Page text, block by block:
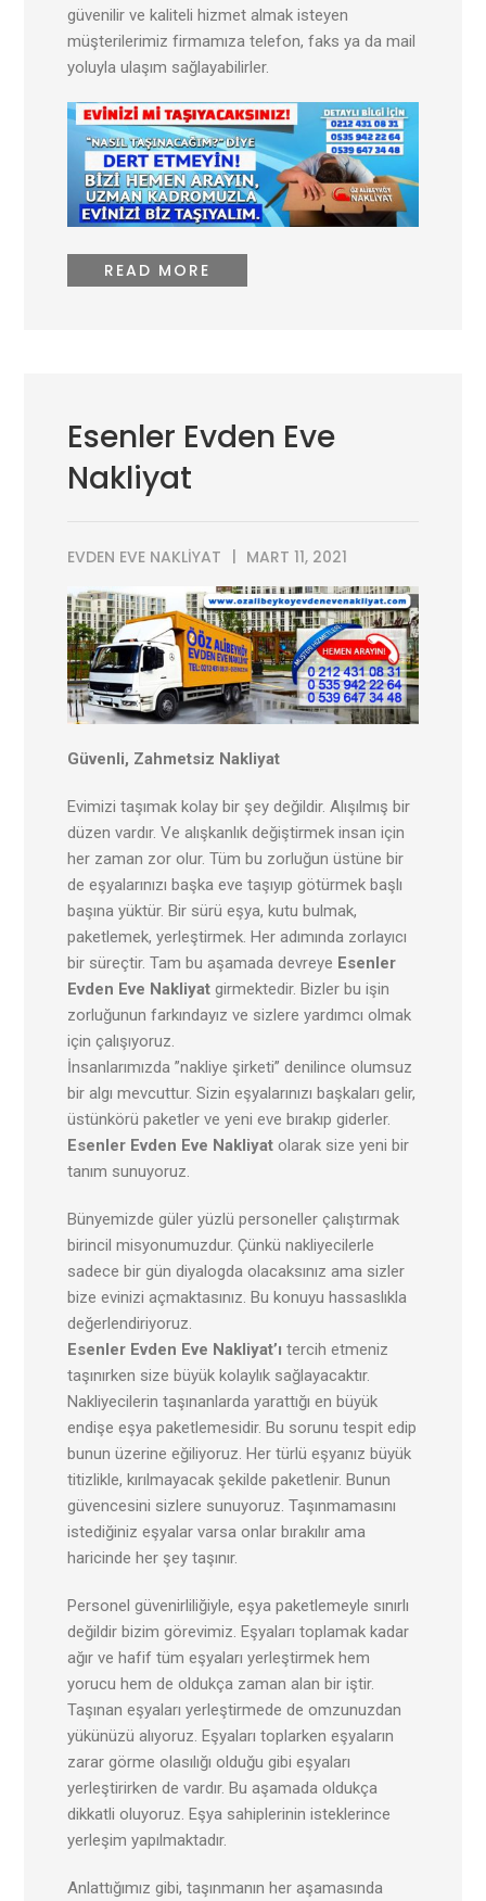
güvenilir ve kaliteli hizmet almak isteyen
müşterilerimiz firmamıza telefon, faks ya da mail
yoluyla ulaşım sağlayabilirler.
READ MORE
Esenler Evden Eve
Nakliyat
EVDEN EVE NAKLIYAT MART 11, 2021
Güvenli, Zahmetsiz Nakliyat
Evimizi taşımak kolay bir şey değildir. Alışılmış bir
düzen vardır. Ve alışkanlık değiştirmek insan için
her zaman zor olur. Tüm bu zorluğun üstüne bir
de eşyalarınızı başka eve taşıyıp götürmek başlı
başına yüktür. Bir sürü eşya, kutu bulmak,
paketlemek, yerleştirmek. Her adımında zorlayıcı
bir süreçtir. Tam bu aşamada devreye Esenler
Evden Eve Nakliyat girmektedir. Bizler bu işin
zorluğunun farkındayız ve sizlere yardımcı olmak
için çalışıyoruz.
İnsanlarımızda ”nakliye şirketi” denilince olumsuz
bir algı mevcuttur. Sizin eşyalarınızı başkaları gelir,
üstünkörü paketler ve yeni eve bırakıp giderler.
Esenler Evden Eve Nakliyat olarak size yeni bir
tanım sunuyoruz.
Bünyemizde güler yüzlü personeller çalıştırmak
birincil misyonumuzdur. Çünkü nakliyecilerle
sadece bir gün diyalogda olacaksınız ama sizler
bize evinizi açmaktasınız. Bu konuyu hassaslıkla
değerlendiriyoruz.
Esenler Evden Eve Nakliyat’ı tercih etmeniz
taşınırken size büyük kolaylık sağlayacaktır.
Nakliyecilerin taşınanlarda yarattığı en büyük
endişe eşya paketlemesidir. Bu sorunu tespit edip
bunun üzerine eğiliyoruz. Her türlü eşyanız büyük
titizlikle, kırılmayacak şekilde paketlenir. Bunun
güvencesini sizlere sunuyoruz. Taşınmamasını
istediğiniz eşyalar varsa onlar bırakılır ama
haricinde her şey taşınır.
Personel güvenirliliğiyle, eşya paketlemeyle sınırlı
değildir bizim görevimiz. Eşyaları toplamak kadar
ağır ve hafif tüm eşyaları yerleştirmek hem
yorucu hem de oldukça zaman alan bir iştir.
Taşınan eşyaları yerleştirmede de omzunuzdan
yükünüzü alıyoruz. Eşyaları toplarken eşyaların
zarar görme olasılığı olduğu gibi eşyaları
yerleştirirken de vardır. Bu aşamada oldukça
dikkatli oluyoruz. Eşya sahiplerinin isteklerince
yerleşim yapılmaktadır.
Anlattığımız gibi, taşınmanın her aşamasında